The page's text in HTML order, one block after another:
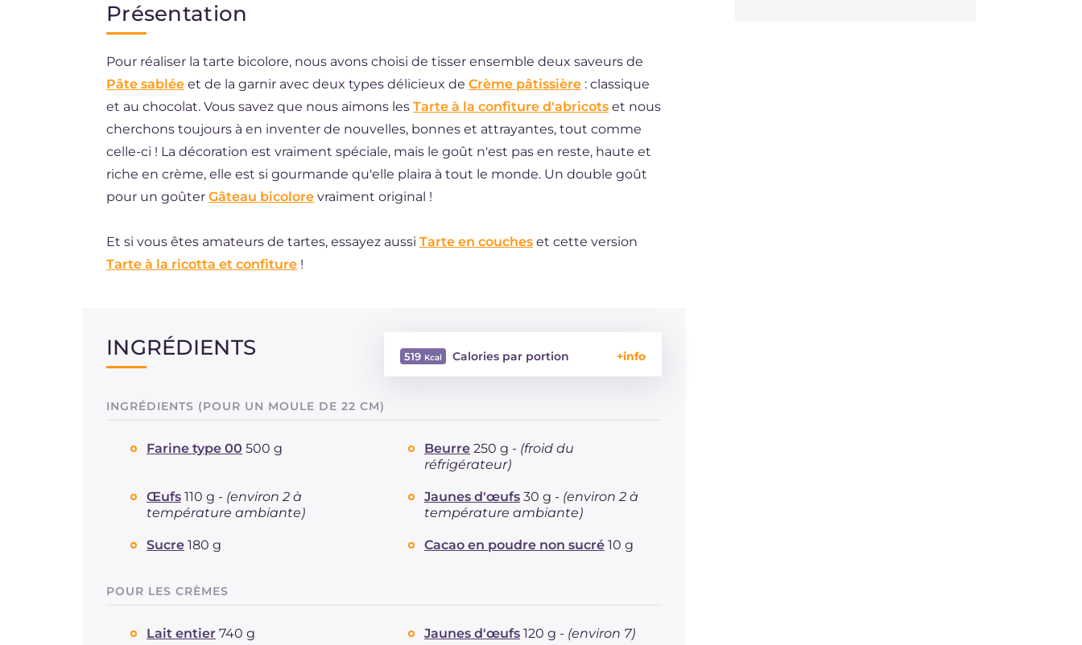
BR
ES
NL
Présentation
Pour réaliser la tarte bicolore, nous avons choisi de tisser ensemble deux saveurs de
Pâte sablée et de la garnir avec deux types délicieux de Crème pâtissière : classique
et au chocolat. Vous savez que nous aimons les Tarte à la confiture d'abricots et nous
cherchons toujours à en inventer de nouvelles, bonnes et attrayantes, tout comme
celle-ci ! La décoration est vraiment spéciale, mais le goût n'est pas en reste, haute et
riche en crème, elle est si gourmande qu'elle plaira à tout le monde. Un double goût
pour un goûter Gâteau bicolore vraiment original !
Et si vous êtes amateurs de tartes, essayez aussi Tarte en couches et cette version
Tarte à la ricotta et confiture !
INGRÉDIENTS 519 Calories par portion
Protéine
Graisses
dont acides gras saturés g 11.99
Fibre
Sodium mg 48
INGRÉDIENTS (POUR UN MOULE DE 22 CM)
Farine type 00 500 g Beurre 250 g - (froid du
réfrigérateur)
Œufs 110 g - (environ 2 à
température ambiante)
Jaunes d'œufs 30 g - (environ 2 à
température ambiante)
Sucre 180 g Cacao en poudre non sucré 10 g
POUR LES CRÈMES
Lait entier 740 g Jaunes d'œufs 120 g - (environ 7)